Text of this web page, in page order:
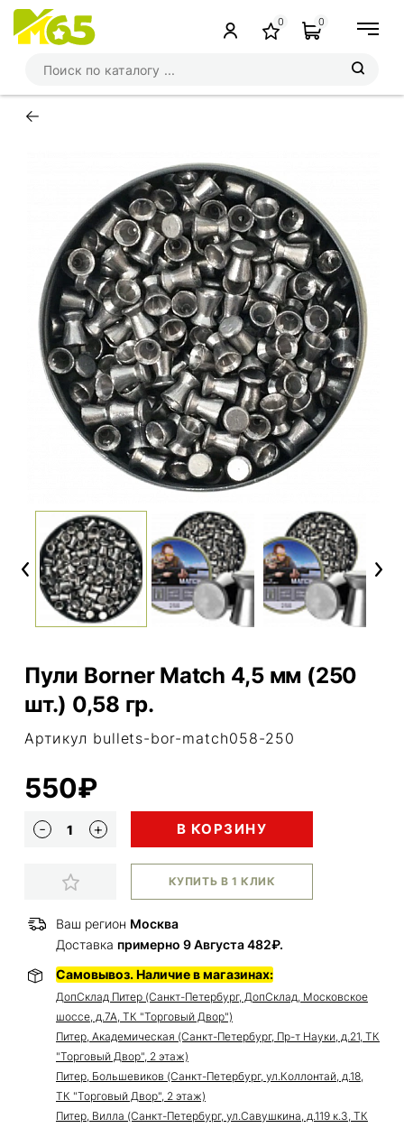
0 0
←
Previous Next
Пули Borner Match 4,5 мм (250
шт.) 0,58 гр.
Артикул bullets-bor-match058-250
550₽
В КОРЗИНУ
КУПИТЬ В 1 КЛИК
Ваш регион Москва
Доставка примерно 9 Августа 482₽.
Самовывоз. Наличие в магазинах:
ДопСклад Питер (Санкт-Петербург, ДопСклад, Московское
шоссе, д.7А, ТК "Торговый Двор")
Питер, Академическая (Санкт-Петербург, Пр-т Науки, д.21, ТК
"Торговый Двор", 2 этаж)
Питер, Большевиков (Санкт-Петербург, ул.Коллонтай, д.18,
ТК "Торговый Двор", 2 этаж)
Питер, Вилла (Санкт-Петербург, ул.Савушкина, д.119 к.3, ТК